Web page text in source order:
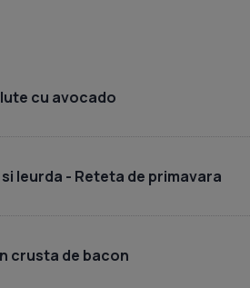
cu avocado
leurda - Reteta de primavara
crusta de bacon